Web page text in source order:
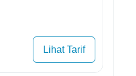
Lihat Tarif